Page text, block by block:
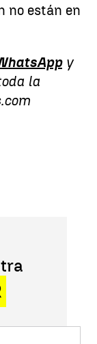
no están en
y
la